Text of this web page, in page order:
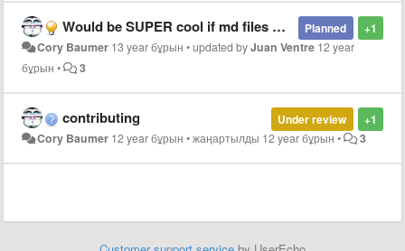
+1
Planned
Would be SUPER cool if md files were set to use Haroopad Icon
Cory Baumer 13 year бұрын •updated byJuan Ventre 12 year
бұрын • 3
+1
Under review
contributing
Cory Baumer 12 year бұрын •жаңартылды 12 year бұрын • 3